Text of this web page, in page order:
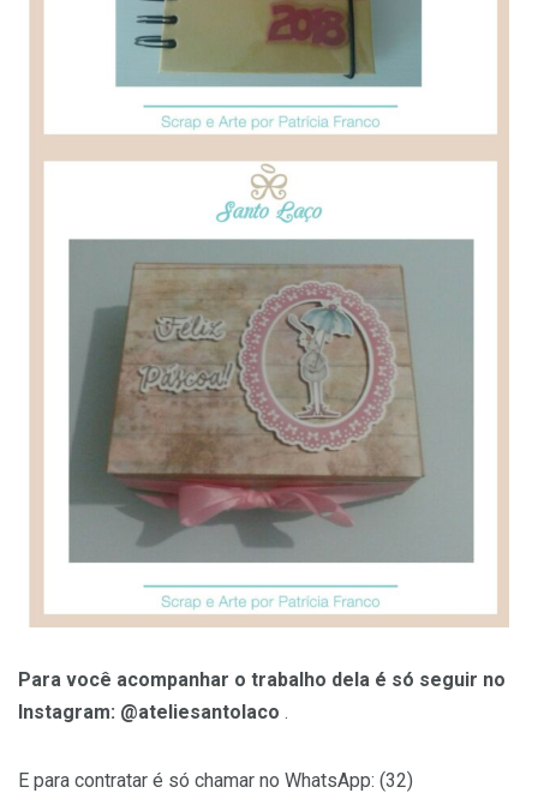
Para você acompanhar o trabalho dela é só seguir no
Instagram: @ateliesantolaco .
E para contratar é só chamar no WhatsApp: (32)